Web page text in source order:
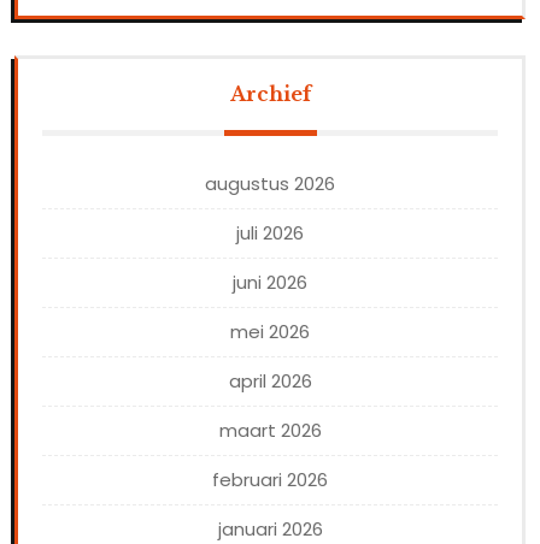
Archief
augustus 2026
juli 2026
juni 2026
mei 2026
april 2026
maart 2026
februari 2026
januari 2026